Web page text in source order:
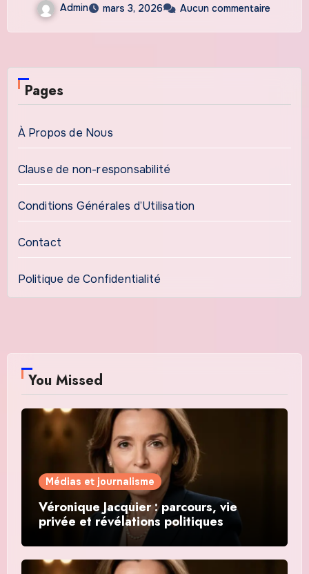
Admin mars 3, 2026 Aucun commentaire
Pages
À Propos de Nous
Clause de non-responsabilité
Conditions Générales d’Utilisation
Contact
Politique de Confidentialité
You Missed
Médias et journalisme
Véronique Jacquier : parcours, vie
privée et révélations politiques